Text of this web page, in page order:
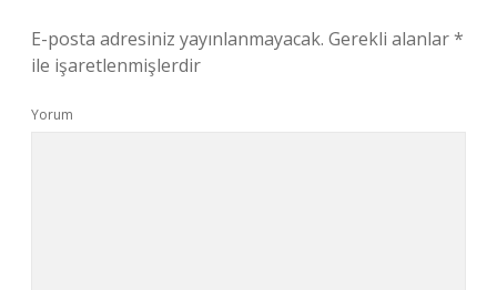
E-posta adresiniz yayınlanmayacak. Gerekli alanlar*
ile işaretlenmişlerdir
Yorum